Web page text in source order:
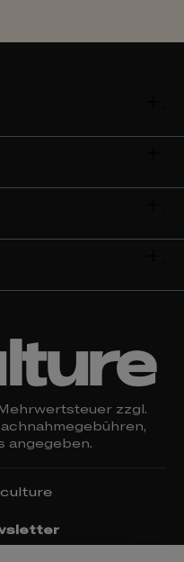
zzgl.
angegeben.